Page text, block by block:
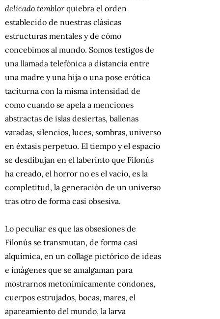
delicado temblorquiebra el orden
establecido de nuestras clásicas
estructuras mentales y de cómo
concebimos al mundo. Somos testigos de
una llamada telefónica a distancia entre
una madre y una hija o una pose erótica
taciturna con la misma intensidad de
como cuando se apela a menciones
abstractas de islas desiertas, ballenas
varadas, silencios, luces, sombras, universo
en éxtasis perpetuo. El tiempo y el espacio
se desdibujan en el laberinto que Filonús
ha creado, el horror no es el vacío, es la
completitud, la generación de un universo
tras otro de forma casi obsesiva.
Lo peculiar es que las obsesiones de
Filonús se transmutan, de forma casi
alquímica, en un collage pictórico de ideas
e imágenes que se amalgaman para
mostrarnos metonímicamente condones,
cuerpos estrujados, bocas, mares, el
apareamiento del mundo, la larva